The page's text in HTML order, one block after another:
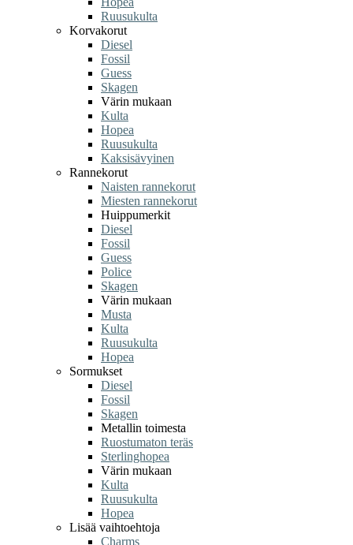
Ruusukulta
Korvakorut
Diesel
Fossil
Guess
Skagen
Värin mukaan
Kulta
Hopea
Ruusukulta
Kaksisävyinen
Rannekorut
Naisten rannekorut
Miesten rannekorut
Huippumerkit
Diesel
Fossil
Guess
Police
Skagen
Värin mukaan
Musta
Kulta
Ruusukulta
Hopea
Sormukset
Diesel
Fossil
Skagen
Metallin toimesta
Ruostumaton teräs
Sterlinghopea
Värin mukaan
Kulta
Ruusukulta
Hopea
Lisää vaihtoehtoja
Charms